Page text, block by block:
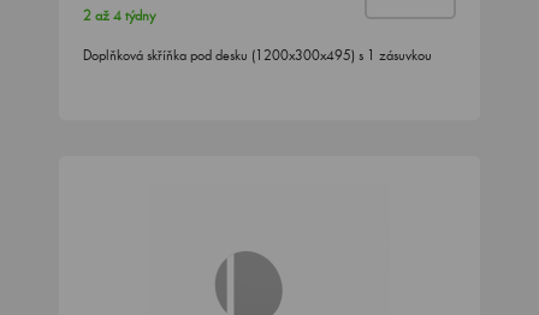
2 až 4 týdny
Doplňková skříňka pod desku (1200x300x495) s 1 zásuvkou